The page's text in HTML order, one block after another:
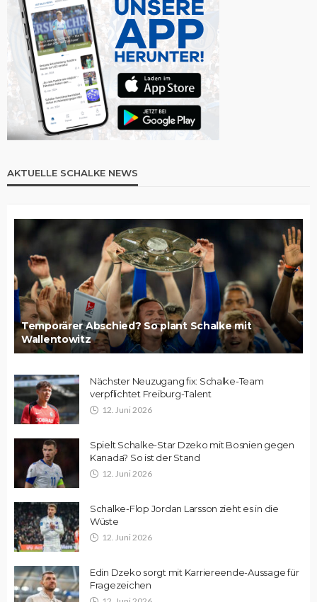
AKTUELLE SCHALKE NEWS
Temporärer Abschied? So plant Schalke mit
Wallentowitz
Nächster Neuzugang fix: Schalke-Team
verpflichtet Freiburg-Talent
12. Juni 2026
Spielt Schalke-Star Dzeko mit Bosnien gegen
Kanada? So ist der Stand
12. Juni 2026
Schalke-Flop Jordan Larsson zieht es in die
Wüste
12. Juni 2026
Edin Dzeko sorgt mit Karriereende-Aussage für
Fragezeichen